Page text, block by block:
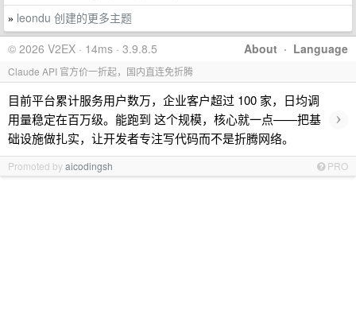
» leondu 创建的更多主题
About · Language
© 2026 V2EX · 14ms · 3.9.8.5
Claude API 官方价一折起，国内直连免折腾
目前平台累计服务用户数万，企业客户超过 100 家，日均调
用量稳定在百万级。能跑到 这个规模，核心就一点——把基
础设施做扎实，让开发者专注写代码而不是折腾网络。
›
Promoted byaicodingsh PRO